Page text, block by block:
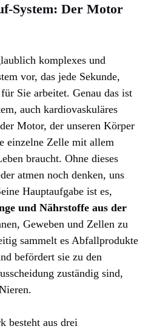
System: Der Motor
komplexes und
vor, das jede Sekunde,
Sie arbeitet. Genau das ist
auch kardiovaskuläres
Motor, der unseren Körper
einzelne Zelle mit allem
braucht. Ohne dieses
atmen noch denken, uns
Hauptaufgabe ist es,
und Nährstoffe aus der
Geweben und Zellen zu
sammelt es Abfallprodukte
befördert sie zu den
zuständig sind,
besteht aus drei